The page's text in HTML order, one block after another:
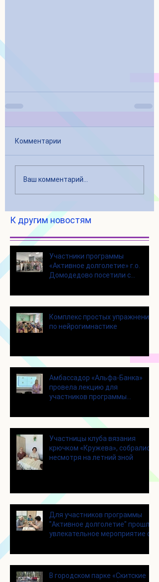
Комментарии
Ваш комментарий...
К другим новостям
Участники программы
«Активное долголетие» г.о.
Домодедово посетили с
Щелково
Комплекс простых упражнений
по нейрогимнастике
Амбассадор «Альфа-Банка»
провела лекцию для
участников программы
Участницы клуба вязания
крючком «Кружева», собрались
несмотря на летний зной
Для участников программы
"Активное долголетие" прошло
увлекательное мероприятие с
играми
В городском парке «Скитские